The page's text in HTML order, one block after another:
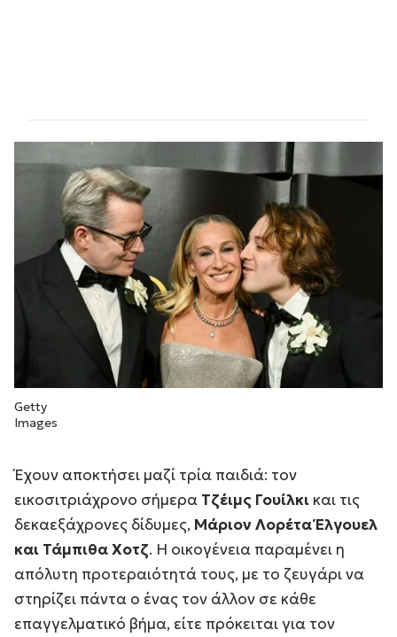
Getty
Images
Έχουν αποκτήσει μαζί τρία παιδιά: τον
εικοσιτριάχρονο σήμερα Τζέιμς Γουίλκι και τις
δεκαεξάχρονες δίδυμες, Μάριον Λορέτα Έλγουελ
και Τάμπιθα Χοτζ. Η οικογένεια παραμένει η
απόλυτη προτεραιότητά τους, με το ζευγάρι να
στηρίζει πάντα ο ένας τον άλλον σε κάθε
επαγγελματικό βήμα, είτε πρόκειται για τον